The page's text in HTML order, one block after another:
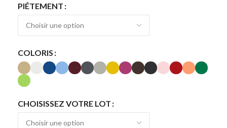
PIÉTEMENT
COLORIS
CHOISISSEZ VOTRE LOT